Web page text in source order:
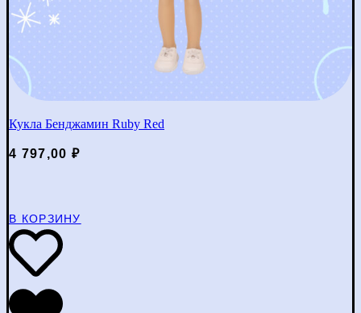
Кукла Бенджамин Ruby Red
4 797,00 ₽
В КОРЗИНУ